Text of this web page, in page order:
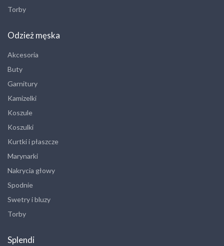
Torby
Odzież męska
Akcesoria
Buty
Garnitury
Kamizelki
Koszule
Koszulki
Kurtki i płaszcze
Marynarki
Nakrycia głowy
Spodnie
Swetry i bluzy
Torby
Splendi